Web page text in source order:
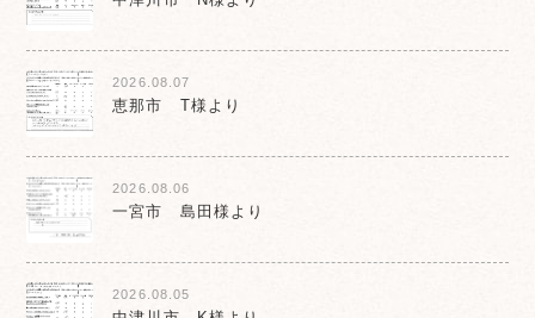
2026.08.07
恵那市 T様より
2026.08.06
一宮市 島田様より
2026.08.05